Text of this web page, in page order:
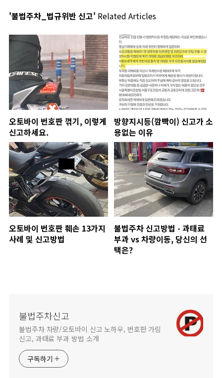
'불법주차_법규위반 신고' Related Articles
오토바이 번호판 꺾기, 이렇게
신고하세요.
방향지시등(깜빡이) 신고가 소
용없는 이유
오토바이 번호판 훼손 13가지
사례 및 신고방법
불법주차 신고방법 - 과태료
부과 vs 차량이동, 당신의 선
택은?
불법주차신고
불법주차 차량/오토바이 신고 노하우, 번호판 가림
신고, 과태료 부과 방법 소개
구독하기